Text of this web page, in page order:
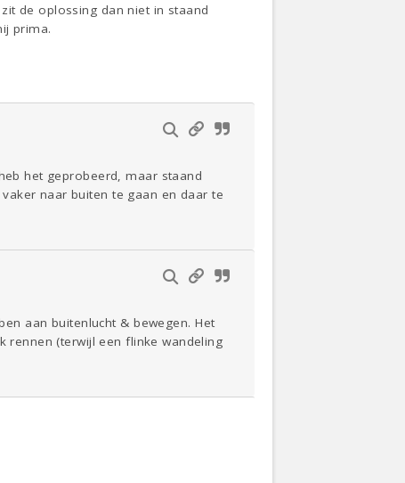
de oplossing dan niet in staand
prima.
het geprobeerd, maar staand
naar buiten te gaan en daar te
aan buitenlucht & bewegen. Het
(terwijl een flinke wandeling